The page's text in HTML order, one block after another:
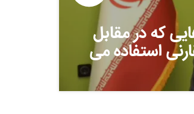
که در مقابل
استفاده می